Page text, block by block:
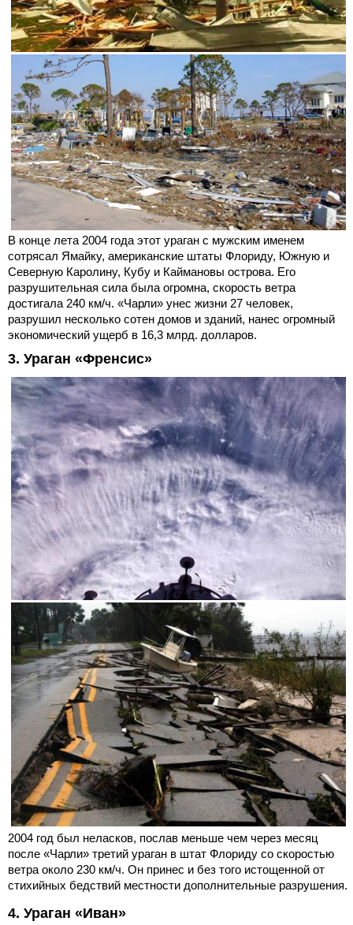
В конце лета 2004 года этот ураган с мужским именем
сотрясал Ямайку, американские штаты Флориду, Южную и
Северную Каролину, Кубу и Каймановы острова. Его
разрушительная сила была огромна, скорость ветра
достигала 240 км/ч. «Чарли» унес жизни 27 человек,
разрушил несколько сотен домов и зданий, нанес огромный
экономический ущерб в 16,3 млрд. долларов.
3. Ураган «Френсис»
2004 год был неласков, послав меньше чем через месяц
после «Чарли» третий ураган в штат Флориду со скоростью
ветра около 230 км/ч. Он принес и без того истощенной от
стихийных бедствий местности дополнительные разрушения.
4. Ураган «Иван»